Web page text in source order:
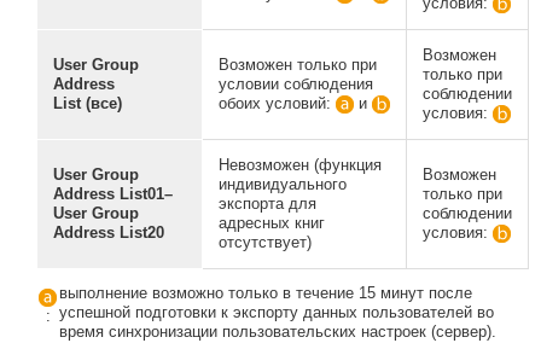
User Group
Address
List (все)
Возможен только при
условии соблюдения
обоих условий:
и
Возможен
только при
соблюдении
условия:
User Group
Address List01–
User Group
Address List20
Невозможен (функция
индивидуального
экспорта для
адресных книг
отсутствует)
Возможен
только при
соблюдении
условия:
:
выполнение возможно только в течение 15 минут после
успешной подготовки к экспорту данных пользователей во
время синхронизации пользовательских настроек (сервер).